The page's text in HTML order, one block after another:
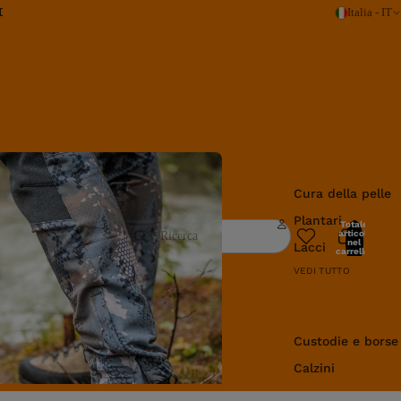
Italia - IT
Cura della pelle
Plantari
Lacci
VEDI TUTTO
Custodie e
Calzini
Magliette
Ricerca
Totale
articoli
nel
carrello: